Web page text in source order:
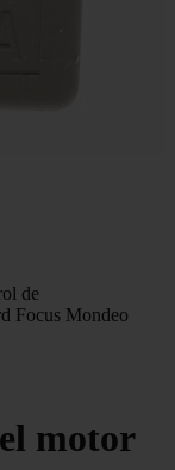
de
Focus Mondeo
motor